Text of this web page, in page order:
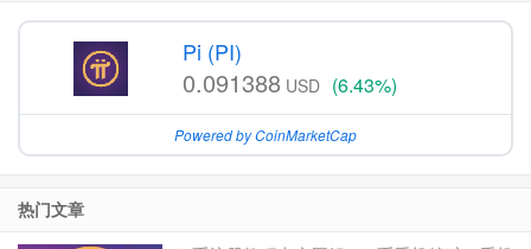
Pi (PI)
0.091388 USD (6.43%)
Powered by CoinMarketCap
热门文章